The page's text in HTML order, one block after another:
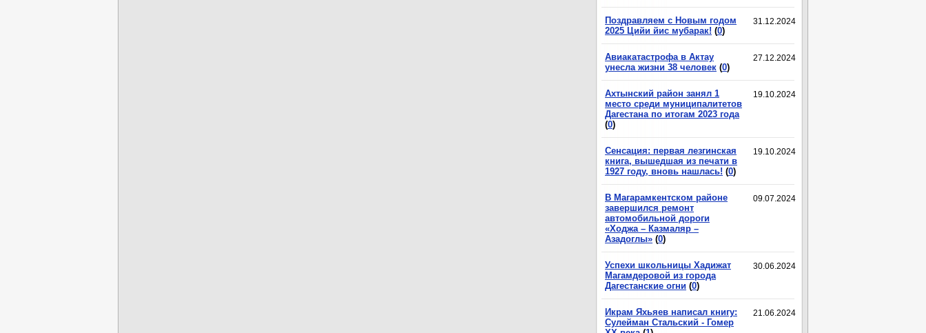
31.12.2024
Поздравляем с Новым годом
2025 Цийи йис мубарак! (0)
27.12.2024
Авиакатастрофа в Актау
унесла жизни 38 человек (0)
19.10.2024
Ахтынский район занял 1
место среди муниципалитетов
Дагестана по итогам 2023 года
(0)
19.10.2024
Сенсация: первая лезгинская
книга, вышедшая из печати в
1927 году, вновь нашлась! (0)
09.07.2024
В Магарамкентском районе
завершился ремонт
автомобильной дороги
«Ходжа – Казмаляр –
Азадоглы» (0)
30.06.2024
Успехи школьницы Хадижат
Магамдеровой из города
Дагестанские огни (0)
21.06.2024
Икрам Яхьяев написал книгу:
Сулейман Стальский - Гомер